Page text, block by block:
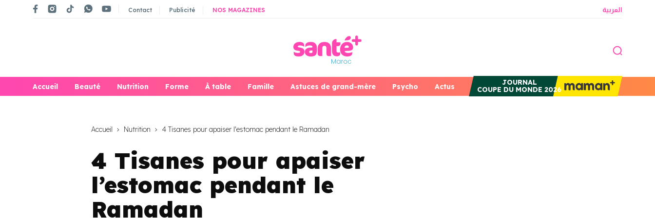
Contact Publicité NOS MAGAZINES العربية
Accueil Beauté Nutrition Forme À table Famille Astuces de grand-mère Psycho Actus
JOURNAL
COUPE DU MONDE 2026
Accueil Nutrition 4 Tisanes pour apaiser l'estomac pendant le Ramadan
4 Tisanes pour apaiser
l’estomac pendant le
Ramadan